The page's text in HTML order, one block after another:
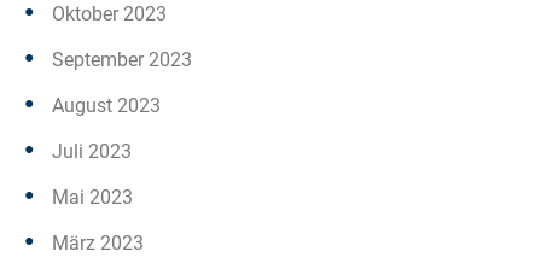
Oktober 2023
September 2023
August 2023
Juli 2023
Mai 2023
März 2023